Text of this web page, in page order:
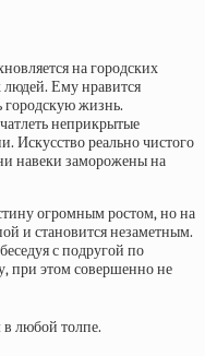
на городских
Ему нравится
городскую жизнь.
неприкрытые
Искусство реально чистого
навеки заморожены на
огромным ростом, но на
и становится незаметным.
с подругой по
при этом совершенно не